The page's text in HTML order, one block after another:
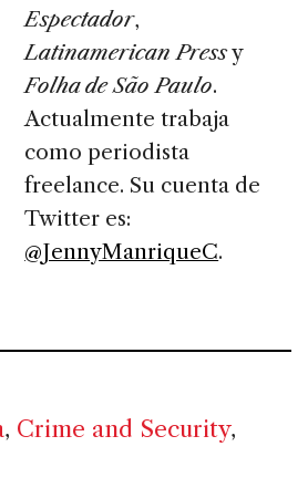
Espectador,
Latinamerican Pressy
Folha de São Paulo.
Actualmente trabaja
como periodista
freelance. Su cuenta de
Twitter es:
@JennyManriqueC.
, Crime and Security,